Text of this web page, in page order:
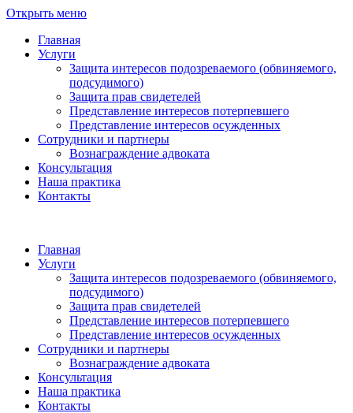
Открыть меню
Главная
Услуги
Защита интересов подозреваемого (обвиняемого,
подсудимого)
Защита прав свидетелей
Представление интересов потерпевшего
Представление интересов осужденных
Сотрудники и партнеры
Вознаграждение адвоката
Консультация
Наша практика
Контакты
Главная
Услуги
Защита интересов подозреваемого (обвиняемого,
подсудимого)
Защита прав свидетелей
Представление интересов потерпевшего
Представление интересов осужденных
Сотрудники и партнеры
Вознаграждение адвоката
Консультация
Наша практика
Контакты